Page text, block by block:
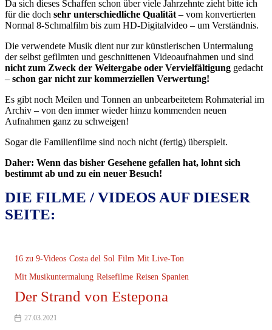
Da sich dieses Schaffen schon über viele Jahrzehnte zieht bitte ich
für die doch sehr unterschiedliche Qualität – vom konvertierten
Normal 8-Schmalfilm bis zum HD-Digitalvideo – um Verständnis.
Die verwendete Musik dient nur zur künstlerischen Untermalung
der selbst gefilmten und geschnittenen Videoaufnahmen und sind
nicht zum Zweck der Weitergabe oder Vervielfältigung gedacht
– schon gar nicht zur kommerziellen Verwertung!
Es gibt noch Meilen und Tonnen an unbearbeitetem Rohmaterial im
Archiv – von den immer wieder hinzu kommenden neuen
Aufnahmen ganz zu schweigen!
Sogar die Familienfilme sind noch nicht (fertig) überspielt.
Daher: Wenn das bisher Gesehene gefallen hat, lohnt sich
bestimmt ab und zu ein neuer Besuch!
DIE FILME / VIDEOS AUF DIESER
SEITE:
16 zu 9-Videos Costa del Sol Film Mit Live-Ton
Mit Musikuntermalung Reisefilme Reisen Spanien
Der Strand von Estepona
27.03.2021